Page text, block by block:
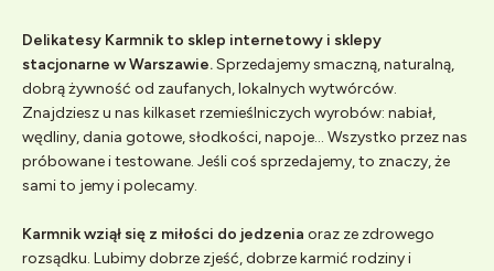
Delikatesy Karmnik to sklep internetowy i sklepy
stacjonarne w Warszawie.Sprzedajemy smaczną, naturalną,
dobrą żywność od zaufanych, lokalnych wytwórców.
Znajdziesz u nas kilkaset rzemieślniczych wyrobów: nabiał,
wędliny, dania gotowe, słodkości, napoje... Wszystko przez nas
próbowane i testowane. Jeśli coś sprzedajemy, to znaczy, że
sami to jemy i polecamy.
Karmnik wziął się z miłości do jedzenia oraz ze zdrowego
rozsądku. Lubimy dobrze zjeść, dobrze karmić rodziny i